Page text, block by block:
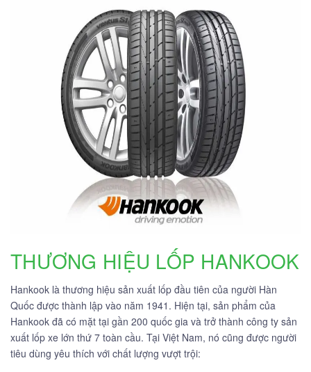
THƯƠNG HIỆU LỐP HANKOOK
Hankook là thương hiệu sản xuất lốp đầu tiên của người Hàn
Quốc được thành lập vào năm 1941. Hiện tại, sản phẩm của
Hankook đã có mặt tại gần 200 quốc gia và trở thành công ty sản
xuất lốp xe lớn thứ 7 toàn cầu. Tại Việt Nam, nó cũng được người
tiêu dùng yêu thích với chất lượng vượt trội: